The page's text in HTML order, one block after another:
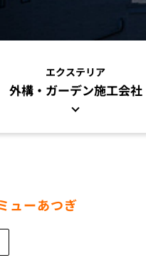
エクステリア
外構・ガーデン施工会社
ューあつぎ